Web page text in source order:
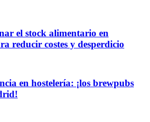
el stock alimentario en
reducir costes y desperdicio
en hostelería: ¡los brewpubs